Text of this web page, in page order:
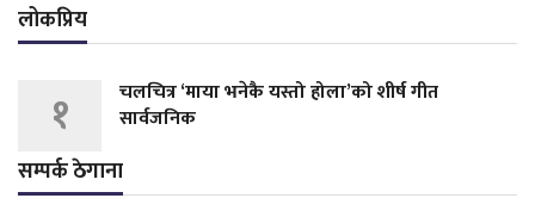
लोकप्रिय
१
चलचित्र ‘माया भनेकै यस्तो होला’को शीर्ष गीत
सार्वजनिक
सम्पर्क ठेगाना